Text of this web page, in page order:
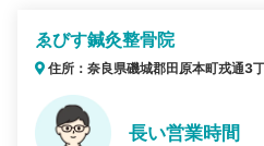
ゑびす鍼灸整骨院
住所：奈良県磯城郡田原本町戎通3
長い営業時間